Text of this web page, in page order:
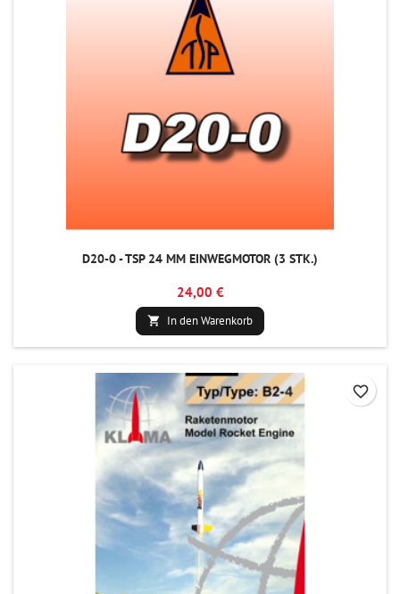
D20-0 - TSP 24 MM EINWEGMOTOR (3 STK.)
24,00 €
 In den Warenkorb
favorite_border